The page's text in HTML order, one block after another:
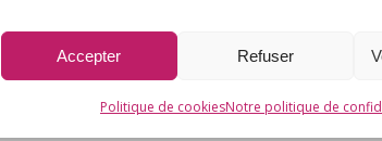
Accepter Refuser
Politique de cookiesNotre politique de